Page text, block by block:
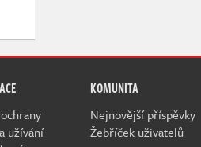
užívání
KOMUNITA
Nejnovější příspěvky
Žebříček uživatelů